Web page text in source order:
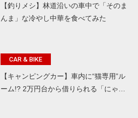
【釣りメシ】林道沿いの車中で「そのま
んま」な冷やし中華を食べてみた
CAR & BIKE
【キャンピングカー】車内に“猫専用”ル
ーム!? 2万円台から借りられる「にゃ…